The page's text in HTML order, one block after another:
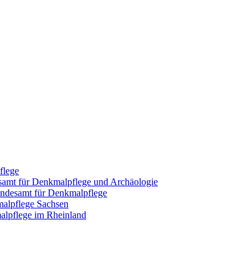
für Denkmalpflege und Archäologie
für Denkmalpflege
Sachsen
im Rheinland